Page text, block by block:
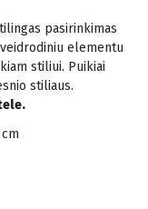
pasirinkimas
elementu
stiliui. Puikiai
stiliaus.